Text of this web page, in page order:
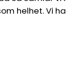
helhet. Vi